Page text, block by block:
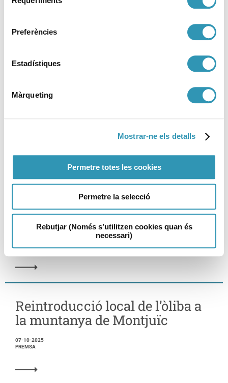
Preferències
Estadístiques
Màrqueting
Mostrar-ne els detalls
Permetre totes les cookies
Permetre la selecció
Rebutjar (Només s’utilitzen cookies quan és
necessari)
mortalitat a la ciutat tornen a
nivells similars als de
prepandèmia
La prevenció del mosquit tigre
en domicilis de Barcelona
redueix a la meitat els focus de
cria actius
Reintroducció local de l’òliba a
la muntanya de Montjuïc
07-10-2025
PREMSA